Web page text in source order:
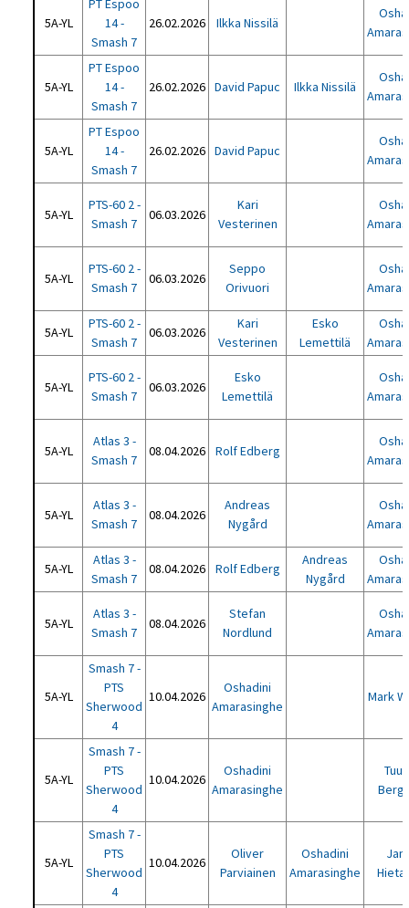
5A-YL
PT Espoo
14 -
Smash 7
26.02.2026 Ilkka Nissilä
5A-YL
PT Espoo
14 -
Smash 7
26.02.2026 David Papuc Ilkka Nissilä
5A-YL
PT Espoo
14 -
Smash 7
26.02.2026 David Papuc
5A-YL
PTS-60 2 -
Smash 7
06.03.2026
Kari
Vesterinen
5A-YL
PTS-60 2 -
Smash 7
06.03.2026
Seppo
Orivuori
5A-YL
PTS-60 2 -
Smash 7
06.03.2026
Kari
Vesterinen
Esko
Lemettilä
5A-YL
PTS-60 2 -
Smash 7
06.03.2026
Esko
Lemettilä
5A-YL
Atlas 3 -
Smash 7
08.04.2026 Rolf Edberg
5A-YL
Atlas 3 -
Smash 7
08.04.2026
Andreas
Nygård
5A-YL
Atlas 3 -
Smash 7
08.04.2026 Rolf Edberg
Andreas
Nygård
5A-YL
Atlas 3 -
Smash 7
08.04.2026
Stefan
Nordlund
5A-YL
Smash 7 -
PTS
Sherwood
4
10.04.2026
Oshadini
Amarasinghe
Mark
5A-YL
Smash 7 -
PTS
Sherwood
4
10.04.2026
Oshadini
Amarasinghe
5A-YL
Smash 7 -
PTS
Sherwood
4
10.04.2026
Oliver
Parviainen
Oshadini
Amarasinghe